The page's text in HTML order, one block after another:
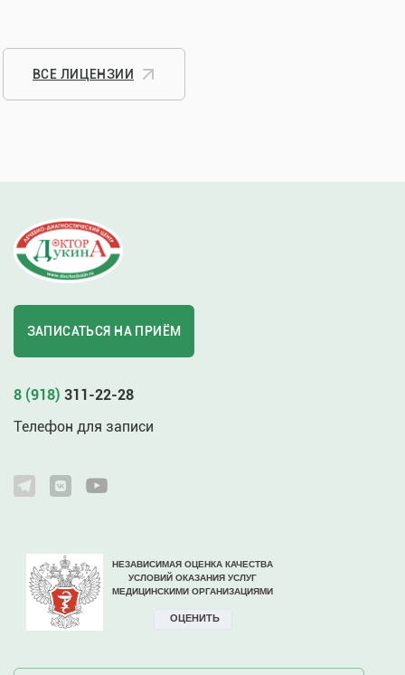
ВСЕ ЛИЦЕНЗИИ
ЗАПИСАТЬСЯ НА ПРИЁМ
8 (918) 311-22-28
Телефон для записи